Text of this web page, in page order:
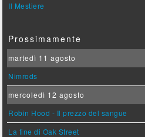
Il Mestiere
Prossimamente
martedì 11 agosto
Nimrods
mercoledì 12 agosto
Robin Hood - Il prezzo del sangue
La fine di Oak Street